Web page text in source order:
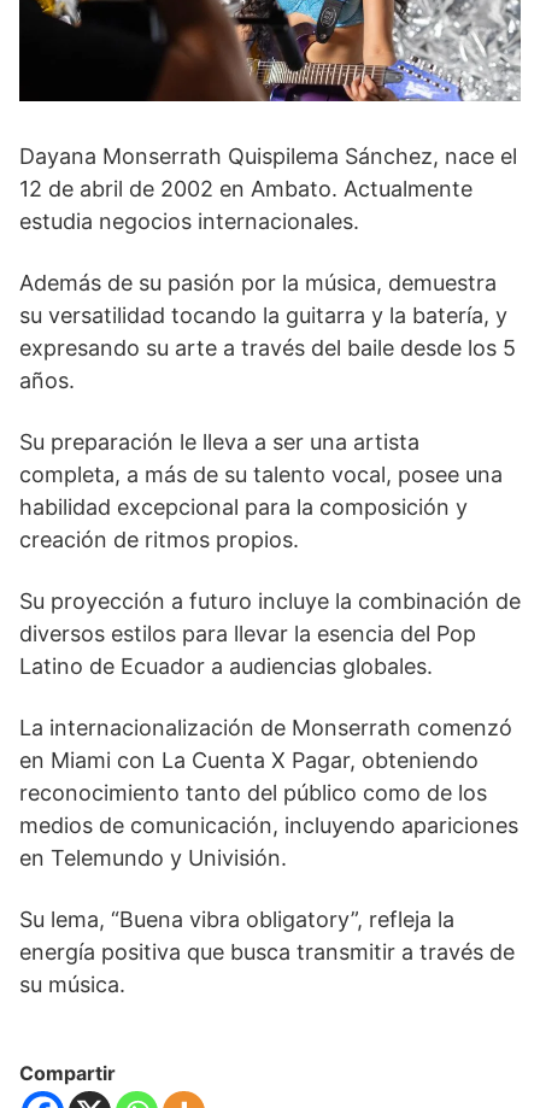
Dayana Monserrath Quispilema Sánchez, nace el
12 de abril de 2002 en Ambato. Actualmente
estudia negocios internacionales.
Además de su pasión por la música, demuestra
su versatilidad tocando la guitarra y la batería, y
expresando su arte a través del baile desde los 5
años.
Su preparación le lleva a ser una artista
completa, a más de su talento vocal, posee una
habilidad excepcional para la composición y
creación de ritmos propios.
Su proyección a futuro incluye la combinación de
diversos estilos para llevar la esencia del Pop
Latino de Ecuador a audiencias globales.
La internacionalización de Monserrath comenzó
en Miami con La Cuenta X Pagar, obteniendo
reconocimiento tanto del público como de los
medios de comunicación, incluyendo apariciones
en Telemundo y Univisión.
Su lema, “Buena vibra obligatory”, refleja la
energía positiva que busca transmitir a través de
su música.
Compartir